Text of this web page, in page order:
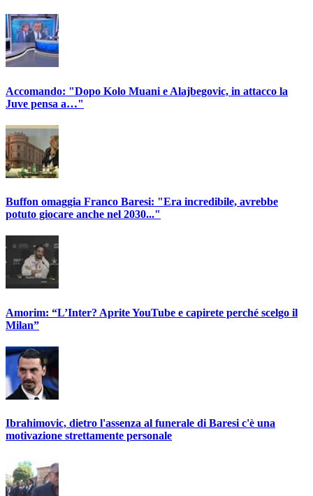
Accomando: "Dopo Kolo Muani e Alajbegovic, in attacco la
Juve pensa a…"
Buffon omaggia Franco Baresi: "Era incredibile, avrebbe
potuto giocare anche nel 2030..."
Amorim: “L’Inter? Aprite YouTube e capirete perché scelgo il
Milan”
Ibrahimovic, dietro l'assenza al funerale di Baresi c'è una
motivazione strettamente personale